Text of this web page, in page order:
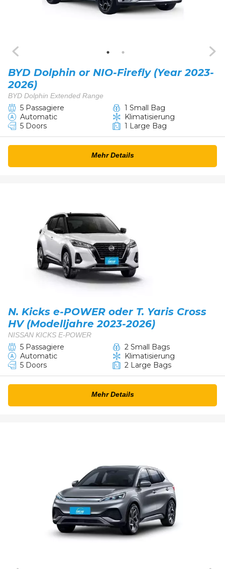
BYD Dolphin or NIO-Firefly (Year 2023-
2026)
BYD Dolphin Extended Range
5 Passagiere
1 Small Bag
Automatic
Klimatisierung
5 Doors
1 Large Bag
Mehr Details
N. Kicks e-POWER oder T. Yaris Cross
HV (Modelljahre 2023-2026)
NISSAN KICKS E-POWER
5 Passagiere
2 Small Bags
Automatic
Klimatisierung
5 Doors
2 Large Bags
Mehr Details